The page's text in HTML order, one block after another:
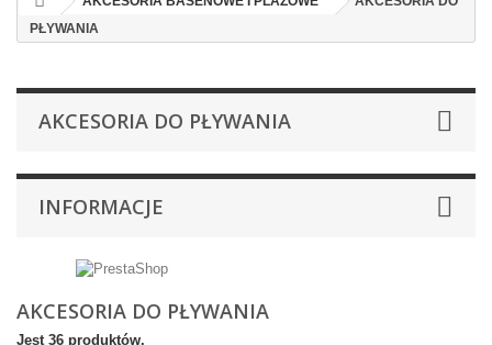
PŁYWANIA
AKCESORIA DO PŁYWANIA
INFORMACJE
AKCESORIA DO PŁYWANIA
Jest 36 produktów.